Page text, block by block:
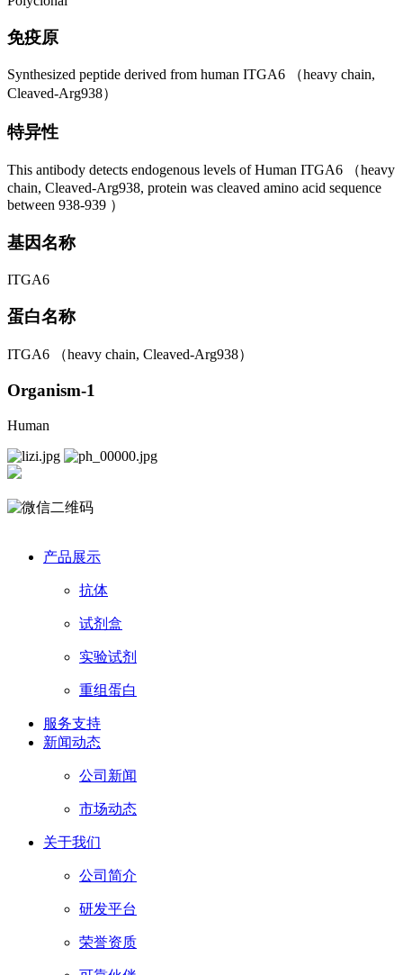
免疫原
Synthesized peptide derived from human ITGA6 （heavy chain,
Cleaved-Arg938）
特异性
This antibody detects endogenous levels of Human ITGA6 （heavy
chain, Cleaved-Arg938, protein was cleaved amino acid sequence
between 938-939 ）
基因名称
ITGA6
蛋白名称
ITGA6 （heavy chain, Cleaved-Arg938）
Organism-1
Human
产品展示
抗体
试剂盒
实验试剂
重组蛋白
服务支持
新闻动态
公司新闻
市场动态
关于我们
公司简介
研发平台
荣誉资质